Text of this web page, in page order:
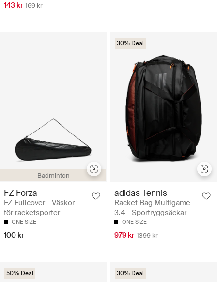
143 kr 169 kr
Badminton
FZ Forza
FZ Fullcover - Väskor
för racketsporter
ONE SIZE
100 kr
30% Deal
adidas Tennis
Racket Bag Multigame
3.4 - Sportryggsäckar
ONE SIZE
979 kr 1399 kr
50% Deal 30% Deal